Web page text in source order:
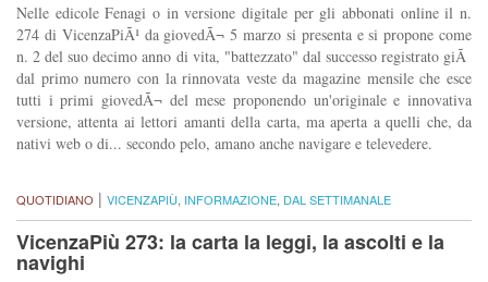
Nelle edicole Fenagi o in versione digitale per gli abbonati online il n.
274 di VicenzaPiÃ¹ da giovedÃ¬ 5 marzo si presenta e si propone come
n. 2 del suo decimo anno di vita, "battezzato" dal successo registrato giÃ
dal primo numero con la rinnovata veste da magazine mensile che esce
tutti i primi giovedÃ¬ del mese proponendo un'originale e innovativa
versione, attenta ai lettori amanti della carta, ma aperta a quelli che, da
nativi web o di... secondo pelo, amano anche navigare e televedere.
QUOTIDIANO | VICENZAPIÙ INFORMAZIONE DAL SETTIMANALE
VicenzaPiù 273: la carta la leggi, la ascolti e la
navighi